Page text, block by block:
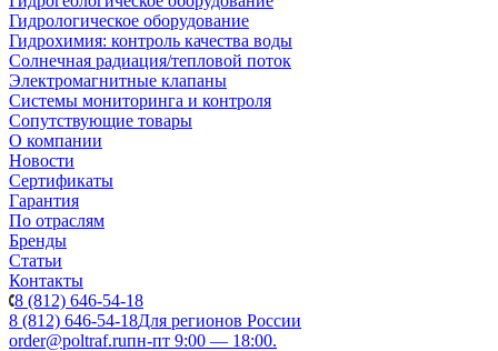
Гидрологическое оборудование
Гидрохимия: контроль качества воды
Солнечная радиация/тепловой поток
Электромагнитные клапаны
Системы мониторинга и контроля
Сопутствующие товары
О компании
Новости
Сертификаты
Гарантия
По отраслям
Бренды
Статьи
Контакты
8 (812) 646-54-18
8 (812) 646-54-18Для регионов России
order@poltraf.ruпн-пт 9:00 — 18:00.